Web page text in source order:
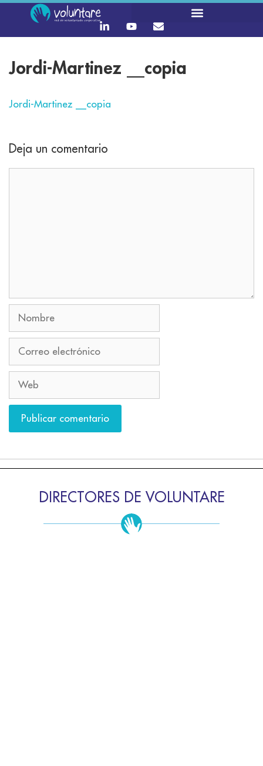
Jordi-Martinez __copia
Jordi-Martinez __copia
Deja un comentario
DIRECTORES DE VOLUNTARE